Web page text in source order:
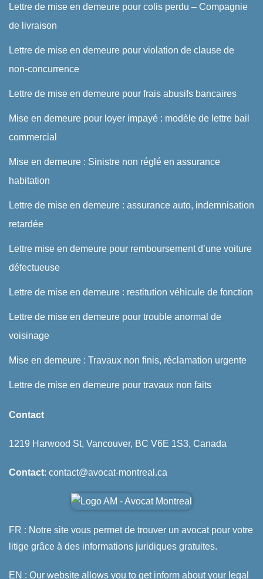
Lettre de mise en demeure pour colis perdu – Compagnie
de livraison
Lettre de mise en demeure pour violation de clause de
non-concurrence
Lettre de mise en demeure pour frais abusifs bancaires
Mise en demeure pour loyer impayé : modèle de lettre bail
commercial
Mise en demeure : Sinistre non réglé en assurance
habitation
Lettre de mise en demeure : assurance auto, indemnisation
retardée
Lettre mise en demeure pour remboursement d’une voiture
défectueuse
Lettre de mise en demeure : restitution véhicule de fonction
Lettre de mise en demeure pour trouble anormal de
voisinage
Mise en demeure : Travaux non finis, réclamation urgente
Lettre de mise en demeure pour travaux non faits
Contact
1219 Harwood St, Vancouver, BC V6E 1S3, Canada
Contact: contact@avocat-montreal.ca
FR : Notre site vous permet de trouver un avocat pour votre
litige grâce à des informations juridiques gratuites.
EN : Our website allows you to get inform about your legal